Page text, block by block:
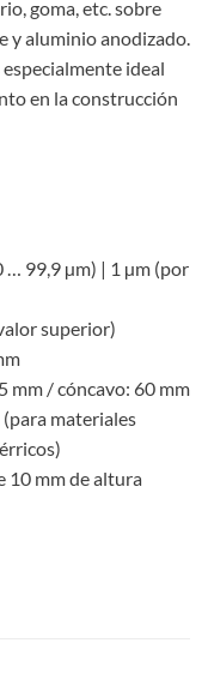
goma, etc. sobre
y aluminio anodizado.
ideal
en la construcción
… 99,9 µm) | 1 µm (por
superior)
mm / cóncavo: 60 mm
materiales
10 mm de altura